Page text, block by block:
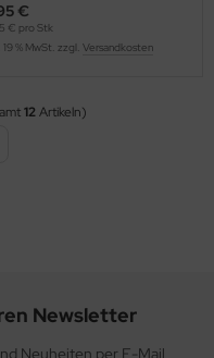
€
€ pro Stk
19 % MwSt. zzgl. Versandkosten
12Artikeln)
Newsletter
Neuheiten per E-Mail